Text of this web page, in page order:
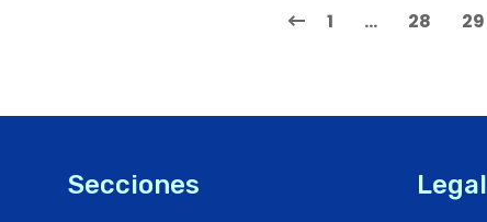
1 … 28 29
Secciones Legal